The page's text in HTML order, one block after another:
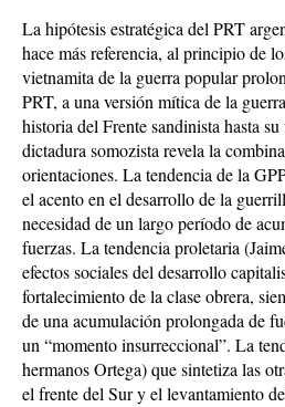
La hipótesis estratégica del PRT
hace más referencia, al principio de
vietnamita de la guerra popular
PRT, a una versión mítica de la
historia del Frente sandinista hasta
dictadura somozista revela la
orientaciones. La tendencia de la
el acento en el desarrollo de la
necesidad de un largo período de
fuerzas. La tendencia proletaria
efectos sociales del desarrollo
fortalecimiento de la clase obrera,
de una acumulación prolongada de
un “momento insurreccional”. La
hermanos Ortega) que sintetiza las
el frente del Sur y el levantamiento